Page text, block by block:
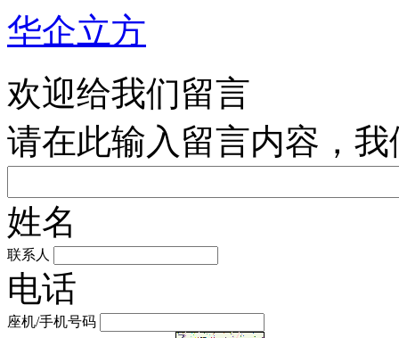
华企立方
欢迎给我们留言
请在此输入留言内容，
姓名
联系人
电话
座机/手机号码